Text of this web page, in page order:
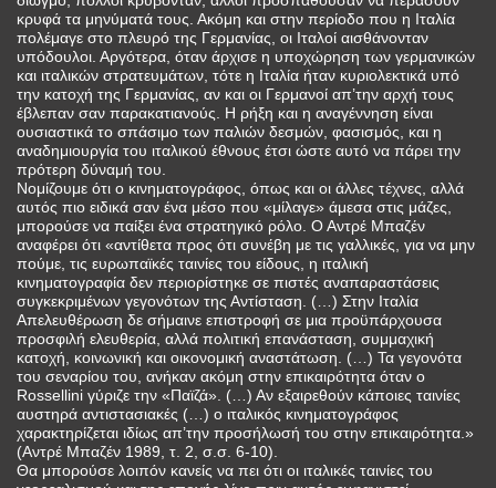
κρυφά τα μηνύματά τους. Ακόμη και στην περίοδο που η Ιταλία
πολέμαγε στο πλευρό της Γερμανίας, οι Ιταλοί αισθάνονταν
υπόδουλοι. Αργότερα, όταν άρχισε η υποχώρηση των γερμανικών
και ιταλικών στρατευμάτων, τότε η Ιταλία ήταν κυριολεκτικά υπό
την κατοχή της Γερμανίας, αν και οι Γερμανοί απ’την αρχή τους
έβλεπαν σαν παρακατιανούς. Η ρήξη και η αναγέννηση είναι
ουσιαστικά το σπάσιμο των παλιών δεσμών, φασισμός, και η
αναδημιουργία του ιταλικού έθνους έτσι ώστε αυτό να πάρει την
πρότερη δύναμή του.
Νομίζουμε ότι ο κινηματογράφος, όπως και οι άλλες τέχνες, αλλά
αυτός πιο ειδικά σαν ένα μέσο που «μίλαγε» άμεσα στις μάζες,
μπορούσε να παίξει ένα στρατηγικό ρόλο. Ο Αντρέ Μπαζέν
αναφέρει ότι «αντίθετα προς ότι συνέβη με τις γαλλικές, για να μην
πούμε, τις ευρωπαϊκές ταινίες του είδους, η ιταλική
κινηματογραφία δεν περιορίστηκε σε πιστές αναπαραστάσεις
συγκεκριμένων γεγονότων της Αντίσταση. (…) Στην Ιταλία
Απελευθέρωση δε σήμαινε επιστροφή σε μια προϋπάρχουσα
προσφιλή ελευθερία, αλλά πολιτική επανάσταση, συμμαχική
κατοχή, κοινωνική και οικονομική αναστάτωση. (…) Τα γεγονότα
του σεναρίου του, ανήκαν ακόμη στην επικαιρότητα όταν ο
Rossellini γύριζε την «Παϊζά». (…) Αν εξαιρεθούν κάποιες ταινίες
αυστηρά αντιστασιακές (…) ο ιταλικός κινηματογράφος
χαρακτηρίζεται ιδίως απ’την προσήλωσή του στην επικαιρότητα.»
(Αντρέ Μπαζέν 1989, τ. 2, σ.σ. 6-10).
Θα μπορούσε λοιπόν κανείς να πει ότι οι ιταλικές ταινίες του